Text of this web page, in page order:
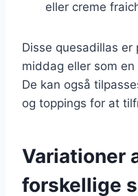
eller creme
Disse quesadillas
middag eller som
De kan også
og toppings for at
Variationer
forskellige